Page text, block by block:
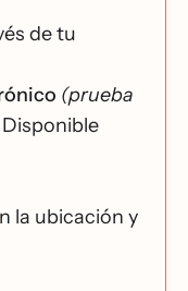
de tu
(prueba
Disponible
la ubicación y